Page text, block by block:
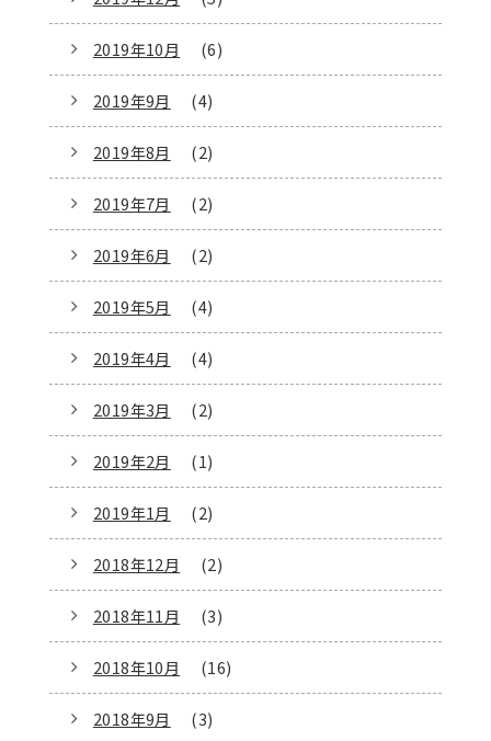
2019年10月 (6)
2019年9月 (4)
2019年8月 (2)
2019年7月 (2)
2019年6月 (2)
2019年5月 (4)
2019年4月 (4)
2019年3月 (2)
2019年2月 (1)
2019年1月 (2)
2018年12月 (2)
2018年11月 (3)
2018年10月 (16)
2018年9月 (3)